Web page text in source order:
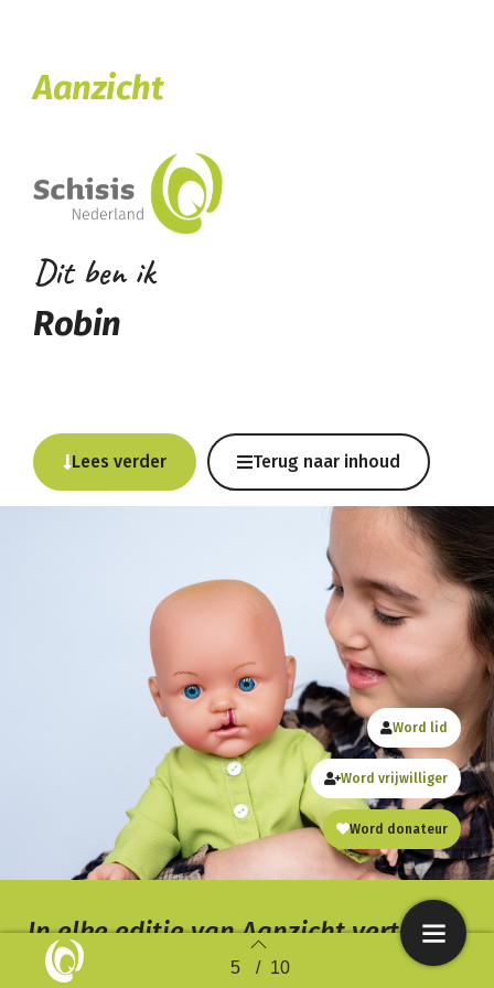
Back to index 5 / 10
Aanzicht
Dit ben ik
Robin
Lees verder Terug naar inhoud
Word lid
Word vrijwilliger
Word donateur
In elke editie van Aanzicht vertelt
een kind, jongere of volwassene met